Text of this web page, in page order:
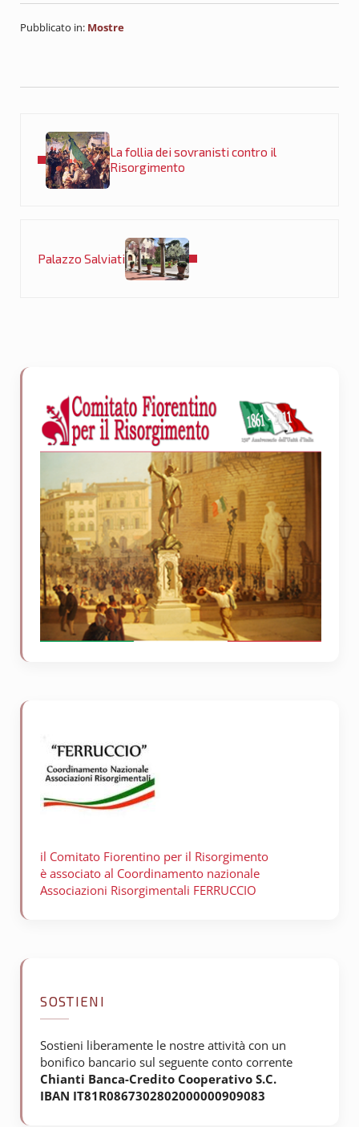
Pubblicato in: Mostre
La follia dei sovranisti contro il
Risorgimento
Palazzo Salviati
Sidebar
il Comitato Fiorentino per il Risorgimento
è associato al Coordinamento nazionale
Associazioni Risorgimentali FERRUCCIO
SOSTIENI
Sostieni liberamente le nostre attività con un
bonifico bancario sul seguente conto corrente
Chianti Banca-Credito Cooperativo S.C.
IBAN IT81R0867302802000000909083